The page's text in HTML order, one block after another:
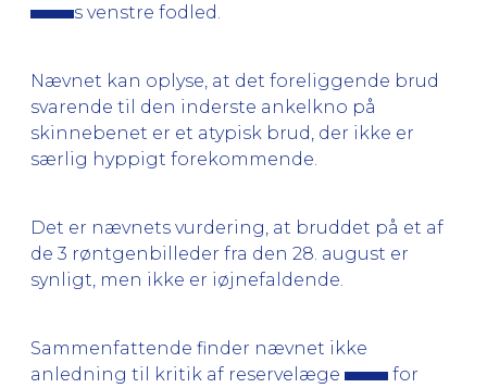
s venstre fodled.
Nævnet kan oplyse, at det foreliggende brud
svarende til den inderste ankelkno på
skinnebenet er et atypisk brud, der ikke er
særlig hyppigt forekommende.
Det er nævnets vurdering, at bruddet på et af
de 3 røntgenbilleder fra den 28. august er
synligt, men ikke er iøjnefaldende.
Sammenfattende finder nævnet ikke
anledning til kritik af reservelæge
for